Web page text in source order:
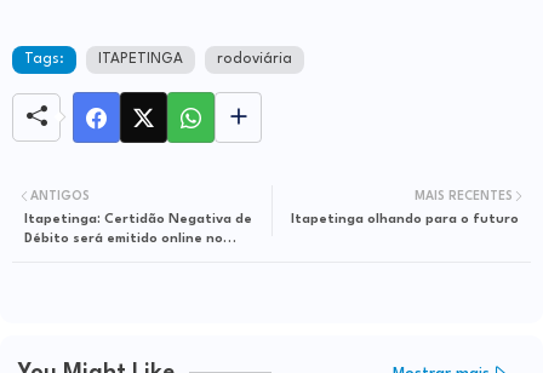
Tags: ITAPETINGA rodoviária
MAIS RECENTES
Itapetinga olhando para o futuro
ANTIGOS
Itapetinga: Certidão Negativa de
Débito será emitido online no